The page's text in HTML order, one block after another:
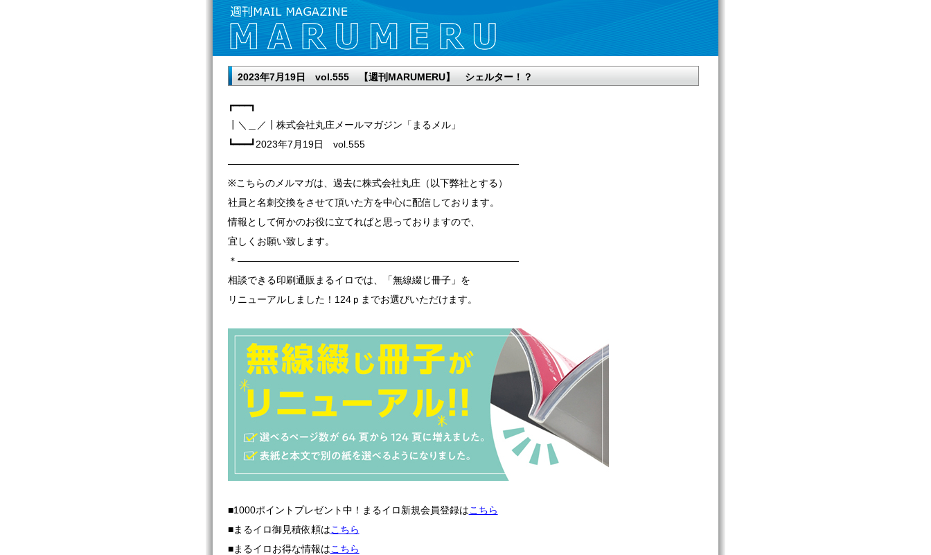
2023年7月19日 vol.555 【週刊MARUMERU】 シェルター！？
┏━━━┓
┃＼＿／┃株式会社丸庄メールマガジン「まるメル」
┗━━━┛2023年7月19日 vol.555
——————————————————————————————
※こちらのメルマガは、過去に株式会社丸庄（以下弊社とする）
社員と名刺交換をさせて頂いた方を中心に配信しております。
情報として何かのお役に立てればと思っておりますので、
宜しくお願い致します。
＊—————————————————————————————
相談できる印刷通販まるイロでは、「無線綴じ冊子」を
リニューアルしました！124ｐまでお選びいただけます。
■1000ポイントプレゼント中！まるイロ新規会員登録はこちら
■まるイロ御見積依頼はこちら
■まるイロお得な情報はこちら